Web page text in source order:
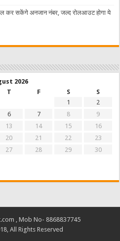
कर सकेंगे अनजान नंबर, जल्द रोलआउट होगा ये
2026
T F S
S
1
2
6 7 8
9
13 14 15
16
20 21 22
23
27 28 29
30
, Mob No- 8868837745
All Rights Reserved